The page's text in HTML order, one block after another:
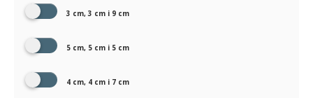
3 cm, 3 cm i 9 cm
5 cm, 5 cm i 5 cm
4 cm, 4 cm i 7 cm